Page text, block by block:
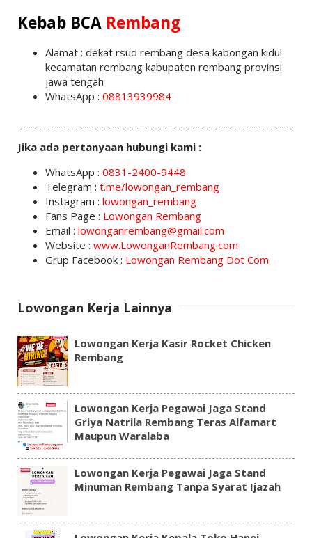
Kebab BCA Rembang
Alamat : dekat rsud rembang desa kabongan kidul
kecamatan rembang kabupaten rembang provinsi
jawa tengah
WhatsApp : 08813939984
Jika ada pertanyaan hubungi kami :
WhatsApp : 0831-2400-9448
Telegram : t.me/lowongan_rembang
Instagram : lowongan_rembang
Fans Page : Lowongan Rembang
Email : lowonganrembang@gmail.com
Website : www.LowonganRembang.com
Grup Facebook : Lowongan Rembang Dot Com
Lowongan Kerja Lainnya
Lowongan Kerja Kasir Rocket Chicken
Rembang
Lowongan Kerja Pegawai Jaga Stand
Griya Natrila Rembang Teras Alfamart
Maupun Waralaba
Lowongan Kerja Pegawai Jaga Stand
Minuman Rembang Tanpa Syarat Ijazah